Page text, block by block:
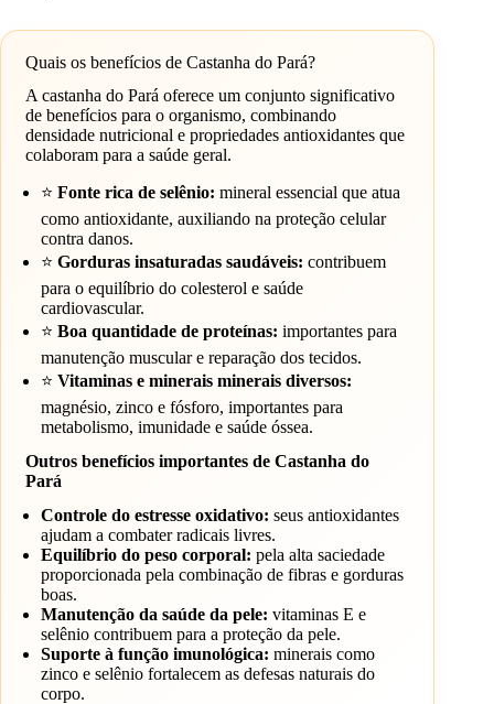
Quais os benefícios de Castanha do Pará?
A castanha do Pará oferece um conjunto significativo
de benefícios para o organismo, combinando
densidade nutricional e propriedades antioxidantes que
colaboram para a saúde geral.
⭐Fonte rica de selênio: mineral essencial que atua
como antioxidante, auxiliando na proteção celular
contra danos.
⭐Gorduras insaturadas saudáveis: contribuem
para o equilíbrio do colesterol e saúde
cardiovascular.
⭐Boa quantidade de proteínas: importantes para
manutenção muscular e reparação dos tecidos.
⭐Vitaminas e minerais minerais diversos:
magnésio, zinco e fósforo, importantes para
metabolismo, imunidade e saúde óssea.
Outros benefícios importantes de Castanha do
Pará
Controle do estresse oxidativo: seus antioxidantes
ajudam a combater radicais livres.
Equilíbrio do peso corporal: pela alta saciedade
proporcionada pela combinação de fibras e gorduras
boas.
Manutenção da saúde da pele: vitaminas E e
selênio contribuem para a proteção da pele.
Suporte à função imunológica: minerais como
zinco e selênio fortalecem as defesas naturais do
corpo.